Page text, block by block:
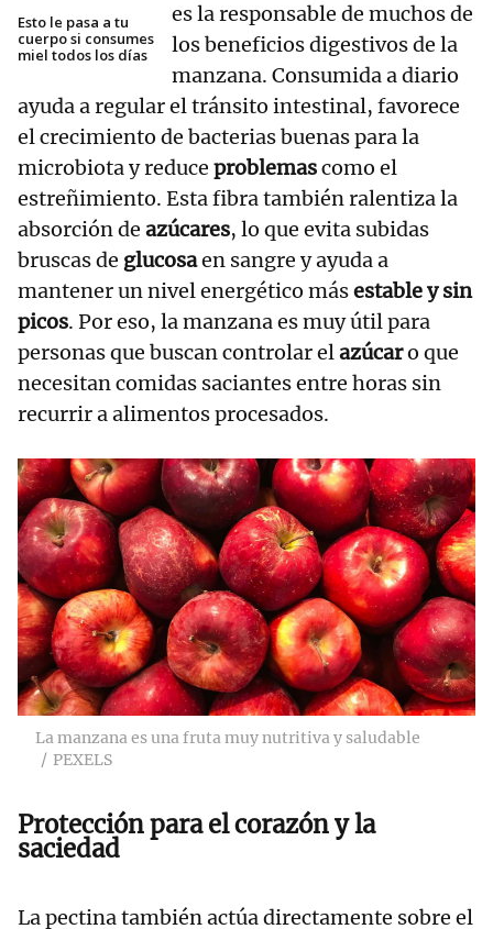
Esto le pasa a tu
cuerpo si consumes
miel todos los días
es la responsable de muchos de
los beneficios digestivos de la
manzana. Consumida a diario
ayuda a regular el tránsito intestinal, favorece
el crecimiento de bacterias buenas para la
microbiota y reduce problemascomo el
estreñimiento. Esta fibra también ralentiza la
absorción de azúcares, lo que evita subidas
bruscas de glucosaen sangre y ayuda a
mantener un nivel energético másestable y sin
picos. Por eso, la manzana es muy útil para
personas que buscan controlar elazúcaro que
necesitan comidas saciantes entre horas sin
recurrir a alimentos procesados.
La manzana es una fruta muy nutritiva y saludable
PEXELS
Protección para el corazón y la
saciedad
La pectina también actúa directamente sobre el